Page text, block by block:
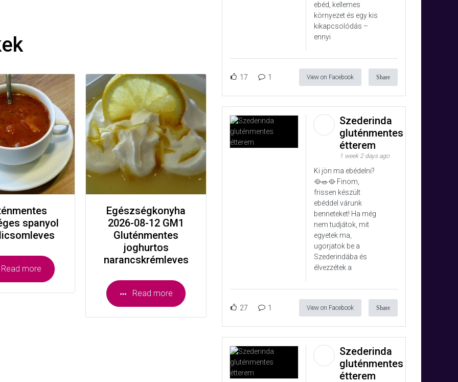
spanyol
Read more
Egészségkonyha
2026-08-12 GM1
Gluténmentes
joghurtos
narancskrémleves
Read more
ebéd, kellemes
környezet és egy kis
kikapcsolódás –
ennyi
17 1 View on Facebook Share
Szederinda
gluténmentes
étterem
1 week 2 days ago
Ki jön ma ebédelni?
🥘🥗🥘 Finom,
frissen készült
ebéddel várunk
benneteket! Ha még
nem tudjátok, mit
egyetek ma,
ugorjatok be a
Szederindába és
élvezzétek a
27 1 View on Facebook Share
Szederinda
gluténmentes
étterem